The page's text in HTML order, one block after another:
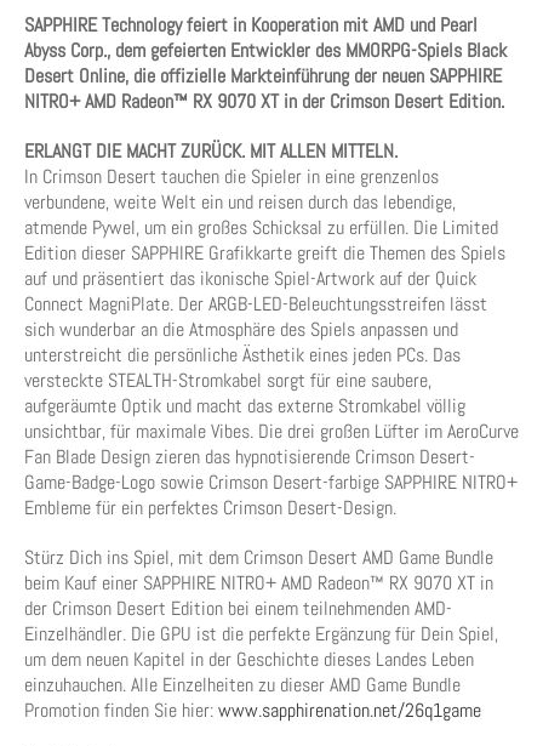
SAPPHIRE Technology feiert in Kooperation mit AMD und Pearl
Abyss Corp., dem gefeierten Entwickler des MMORPG-Spiels Black
Desert Online, die offizielle Markteinführung der neuen SAPPHIRE
NITRO+ AMD Radeon™ RX 9070 XT in der Crimson Desert Edition.
ERLANGT DIE MACHT ZURÜCK. MIT ALLEN MITTELN.
In Crimson Desert tauchen die Spieler in eine grenzenlos
verbundene, weite Welt ein und reisen durch das lebendige,
atmende Pywel, um ein großes Schicksal zu erfüllen. Die Limited
Edition dieser SAPPHIRE Grafikkarte greift die Themen des Spiels
auf und präsentiert das ikonische Spiel-Artwork auf der Quick
Connect MagniPlate. Der ARGB-LED-Beleuchtungsstreifen lässt
sich wunderbar an die Atmosphäre des Spiels anpassen und
unterstreicht die persönliche Ästhetik eines jeden PCs. Das
versteckte STEALTH-Stromkabel sorgt für eine saubere,
aufgeräumte Optik und macht das externe Stromkabel völlig
unsichtbar, für maximale Vibes. Die drei großen Lüfter im AeroCurve
Fan Blade Design zieren das hypnotisierende Crimson Desert-
Game-Badge-Logo sowie Crimson Desert-farbige SAPPHIRE NITRO+
Embleme für ein perfektes Crimson Desert-Design.
Stürz Dich ins Spiel, mit dem Crimson Desert AMD Game Bundle
beim Kauf einer SAPPHIRE NITRO+ AMD Radeon™ RX 9070 XT in
der Crimson Desert Edition bei einem teilnehmenden AMD-
Einzelhändler. Die GPU ist die perfekte Ergänzung für Dein Spiel,
um dem neuen Kapitel in der Geschichte dieses Landes Leben
einzuhauchen. Alle Einzelheiten zu dieser AMD Game Bundle
Promotion finden Sie hier:www.sapphirenation.net/26q1game